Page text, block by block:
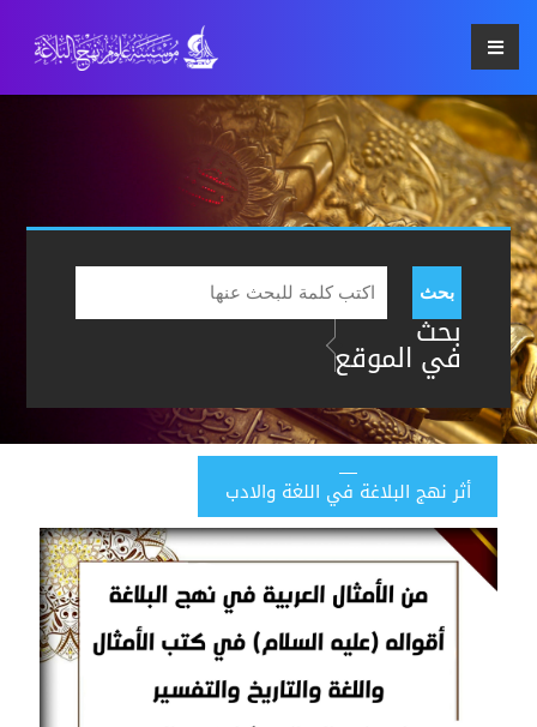
بحث
بحث
في الموقع
أثر نهج البلاغة في اللغة والادب